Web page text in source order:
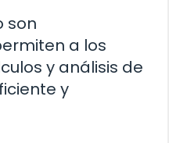
son
a los
y análisis de
y